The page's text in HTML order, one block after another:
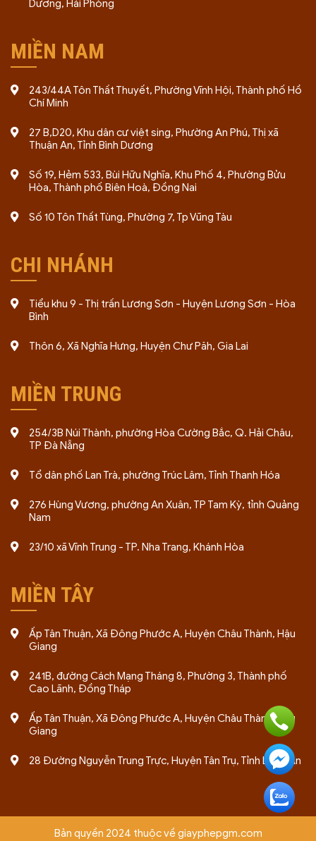
Dương, Hải Phòng
MIỀN NAM
243/44A Tôn Thất Thuyết, Phường Vĩnh Hội, Thành phố Hồ
Chí Minh
27 B,D20, Khu dân cư việt sing, Phường An Phú, Thị xã
Thuận An, Tỉnh Bình Dương
Số 19, Hẻm 533, Bùi Hữu Nghĩa, Khu Phố 4, Phường Bửu
Hòa, Thành phố Biên Hoà, Đồng Nai
Số 10 Tôn Thất Tùng, Phường 7, Tp Vũng Tàu
CHI NHÁNH
Tiểu khu 9 - Thị trấn Lương Sơn - Huyện Lương Sơn - Hòa
Bình
Thôn 6, Xã Nghĩa Hưng, Huyện Chư Păh, Gia Lai
MIỀN TRUNG
254/3B Núi Thành, phường Hòa Cường Bắc, Q. Hải Châu,
TP Đà Nẵng
Tổ dân phố Lan Trà, phường Trúc Lâm, Tỉnh Thanh Hóa
276 Hùng Vương, phường An Xuân, TP Tam Kỳ, tỉnh Quảng
Nam
23/10 xã Vĩnh Trung - TP. Nha Trang, Khánh Hòa
MIỀN TÂY
Ấp Tân Thuận, Xã Đông Phước A, Huyện Châu Thành, Hậu
Giang
241B, đường Cách Mạng Tháng 8, Phường 3, Thành phố
Cao Lãnh, Đồng Tháp
Ấp Tân Thuận, Xã Đông Phước A, Huyện Châu Thành, Hậu
Giang
28 Đường Nguyễn Trung Trực, Huyện Tân Trụ, Tỉnh Long An
Bản quyền 2024 thuộc về giayphepgm.com